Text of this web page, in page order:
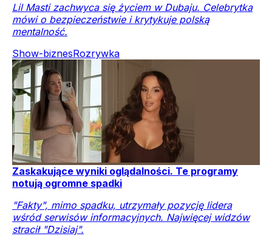
Lil Masti zachwyca się życiem w Dubaju. Celebrytka
mówi o bezpieczeństwie i krytykuje polską
mentalność.
Show-biznesRozrywka
Zaskakujące wyniki oglądalności. Te programy
notują ogromne spadki
"Fakty", mimo spadku, utrzymały pozycję lidera
wśród serwisów informacyjnych. Najwięcej widzów
stracił "Dzisiaj".